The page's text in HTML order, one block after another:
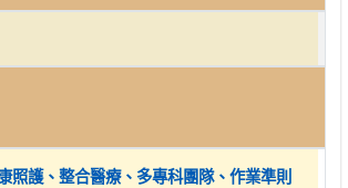
照護、整合醫療、多專科團隊、作業準則